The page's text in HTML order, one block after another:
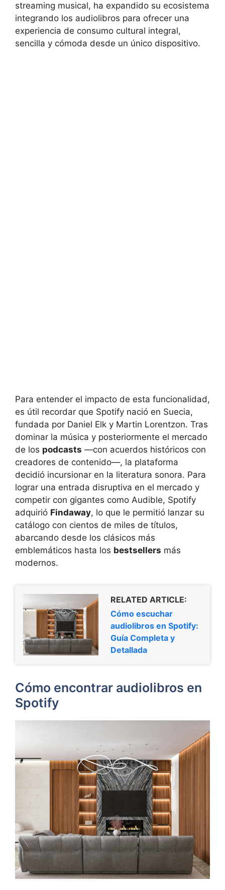
streaming musical, ha expandido su ecosistema
integrando los audiolibros para ofrecer una
experiencia de consumo cultural integral,
sencilla y cómoda desde un único dispositivo.
Para entender el impacto de esta funcionalidad,
es útil recordar que Spotify nació en Suecia,
fundada por Daniel Elk y Martin Lorentzon. Tras
dominar la música y posteriormente el mercado
de los podcasts —con acuerdos históricos con
creadores de contenido—, la plataforma
decidió incursionar en la literatura sonora. Para
lograr una entrada disruptiva en el mercado y
competir con gigantes como Audible, Spotify
adquirió Findaway, lo que le permitió lanzar su
catálogo con cientos de miles de títulos,
abarcando desde los clásicos más
emblemáticos hasta los bestsellers más
modernos.
RELATED ARTICLE:
Cómo escuchar
audiolibros en Spotify:
Guía Completa y
Detallada
Cómo encontrar audiolibros en
Spotify